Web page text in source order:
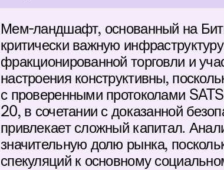
Мем-ландшафт, основанный на
критически важную
фракционированной торговли и
настроения конструктивны,
с проверенными протоколами
20, в сочетании с доказанной
привлекает сложный капитал.
значительную долю рынка,
спекуляций к основному